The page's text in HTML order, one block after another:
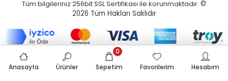
Tüm bilgileriniz 256bit SSL Sertifikası ile korunmaktadır. ©
2026 Tüm Hakları Saklıdır
Anasayfa Ürünler Sepetim
0
Favorilerim
Hesabım